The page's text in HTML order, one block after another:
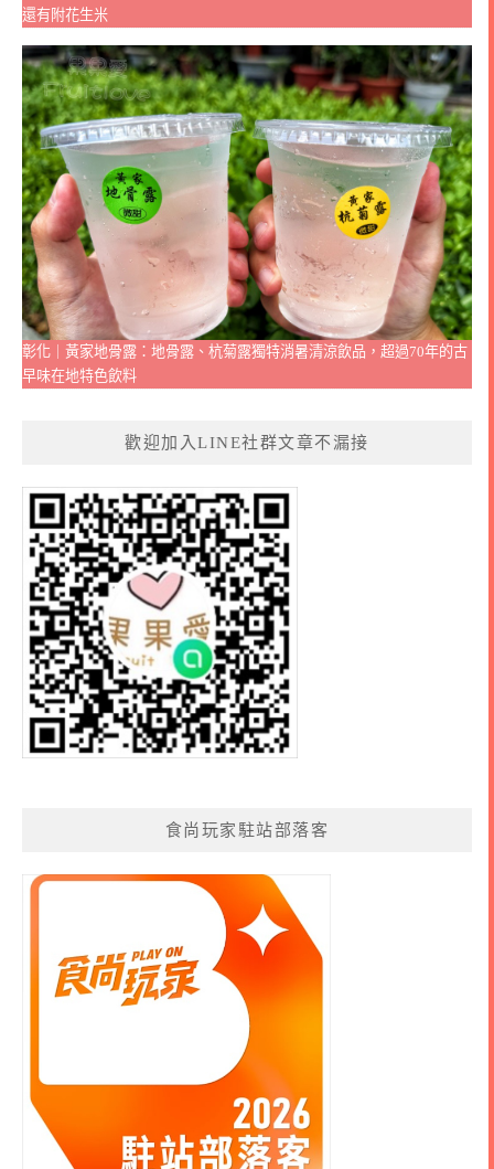
還有附花生米
彰化｜黃家地骨露：地骨露、杭菊露獨特消暑清涼飲品，超過70年的古
早味在地特色飲料
歡迎加入LINE社群文章不漏接
食尚玩家駐站部落客